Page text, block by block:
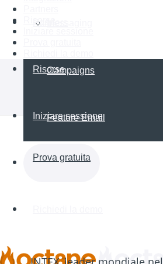
Campaigns
Feature Email
Partners
Risorse
Iniziare sessione
Prova gratuita
Risorse